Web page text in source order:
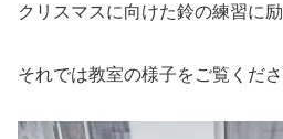
クリスマスに向けた鈴の練習に励
それでは教室の様子をご覧くださ